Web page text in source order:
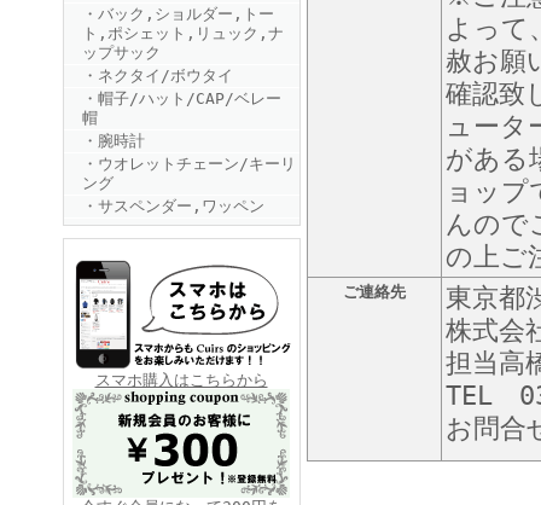
FINEBOYS2025年6月号
FINEBOYS2025年5月号
・バック,ショルダー,トー
ト,ポシェット,リュック,ナ
ップサック
・ネクタイ/ボウタイ
・帽子/ハット/CAP/ベレー
帽
・腕時計
・ウオレットチェーン/キーリ
ング
・サスペンダー,ワッペン
スマホ購入はこちらから
よって
赦お願
確認致
ュータ
がある
ョップ
んので
の上ご
ご連絡先
東京都
株式会
担当高
TEL
お問合